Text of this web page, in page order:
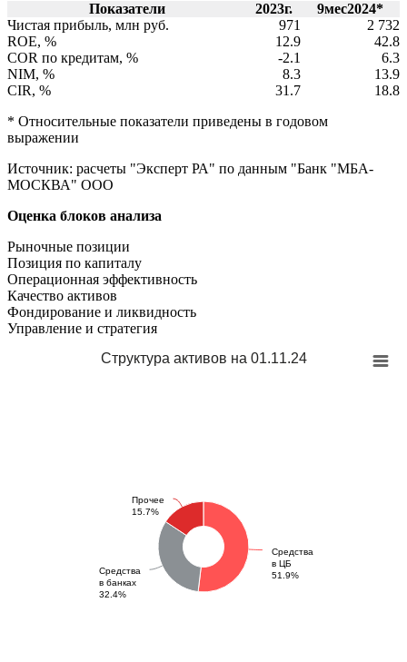
Показатели
2023г.
9мес2024*
Чистая прибыль, млн руб.
971
2 732
ROE, %
12.9
42.8
COR по кредитам, %
-2.1
6.3
NIM, %
8.3
13.9
CIR, %
31.7
18.8
* Относительные показатели приведены в годовом
выражении
Источник: расчеты "Эксперт РА" по данным "Банк "МБА-
МОСКВА" ООО
Оценка блоков анализа
Рыночные позиции
Позиция по капиталу
Операционная эффективность
Качество активов
Фондирование и ликвидность
Управление и стратегия
Структура активов на 01.11.24
Средства
в ЦБ
51.9%
Средства
в банках
32.4%
Прочее
15.7%